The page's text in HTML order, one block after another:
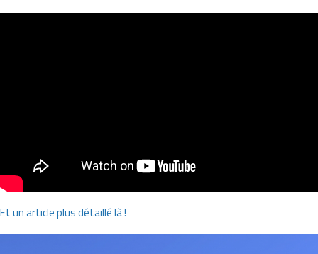
Et un article plus détaillé là !